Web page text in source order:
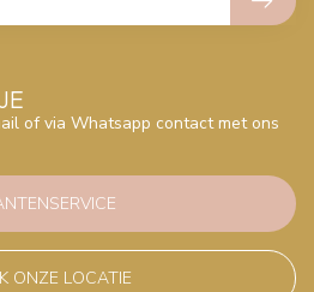
of via Whatsapp contact met ons
ONZE LOCATIE